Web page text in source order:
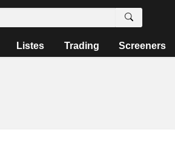
Listes Trading Screeners